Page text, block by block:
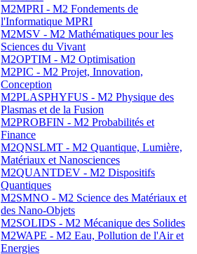
M2MPRI - M2 Fondements de
l'Informatique MPRI
M2MSV - M2 Mathématiques pour les
Sciences du Vivant
M2OPTIM - M2 Optimisation
M2PIC - M2 Projet, Innovation,
Conception
M2PLASPHYFUS - M2 Physique des
Plasmas et de la Fusion
M2PROBFIN - M2 Probabilités et
Finance
M2QNSLMT - M2 Quantique, Lumière,
Matériaux et Nanosciences
M2QUANTDEV - M2 Dispositifs
Quantiques
M2SMNO - M2 Science des Matériaux et
des Nano-Objets
M2SOLIDS - M2 Mécanique des Solides
M2WAPE - M2 Eau, Pollution de l'Air et
Energies